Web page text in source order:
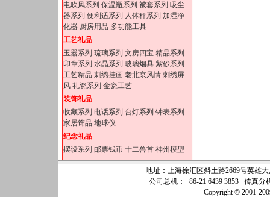
电吹风系列 保温瓶系列 被套系列 吸尘
器系列 便利适系列 人体秤系列 加湿净
化器 厨房用品 多功能工具
工艺礼品
玉器系列 琉璃系列 文房四宝 精品系列
印章系列 水晶系列 玻璃烟具 紫砂系列
工艺精品 刺绣挂画 老北京风情 刺绣屏
风 礼瓷系列 金瓷工艺
装饰礼品
收藏系列 电话系列 台灯系列 钟表系列
家居饰品 地球仪
纪念礼品
摆设系列 邮票钱币 十二兽首 神州模型
地址：上海徐汇区斜土路2669号英雄
公司总机：+86-21 6439 3853 传真分
Copyright © 2001-